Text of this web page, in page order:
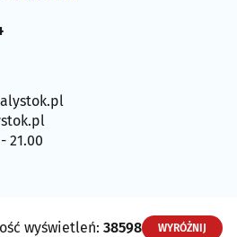
21.00
wyświetleń: 38598 WYRÓŻNIJ